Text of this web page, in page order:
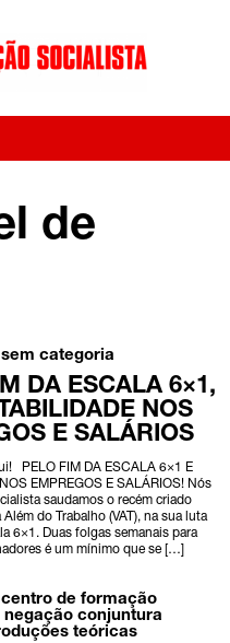
de
sem categoria
DA ESCALA 6×1,
NOS
E SALÁRIOS
PELO FIM DA ESCALA 6×1 E
EMPREGOS E SALÁRIOS! Nós
saudamos o recém criado
do Trabalho (VAT), na sua luta
6×1. Duas folgas semanais para
é um mínimo que se […]
centro de formação
negação conjuntura
teóricas